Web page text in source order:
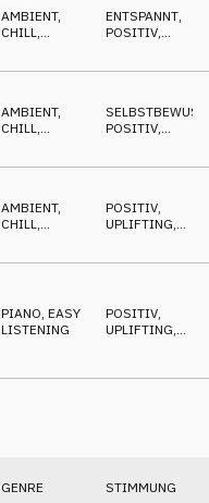
AMBIENT,
CHILL
ENTSPANNT
POSITIV
AMBIENT,
CHILL
SELBSTBEWUSST
POSITIV
AMBIENT,
CHILL
POSITIV
UPLIFTING
PIANO EASY
LISTENING
POSITIV
UPLIFTING
GENRE STIMMUNG